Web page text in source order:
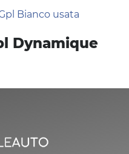
Dynamique